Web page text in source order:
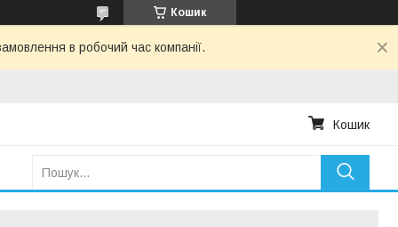
Кошик
в робочий час компанії.
Кошик